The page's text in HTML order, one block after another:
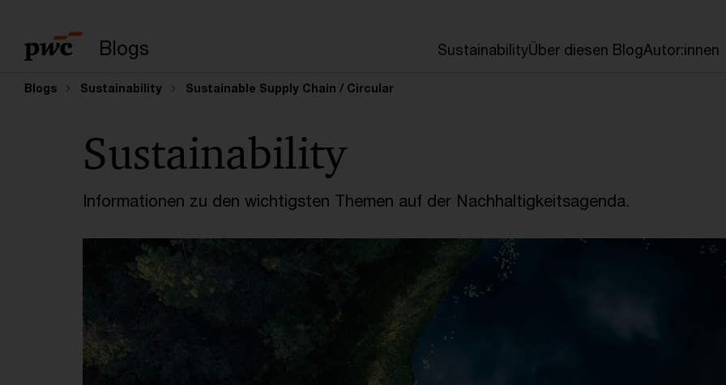
Blogs SustainabilityÜber diesen BlogAutor:innen
Blogs Sustainability Sustainable Supply Chain / Circular
Sustainability
Informationen zu den wichtigsten Themen auf der Nachhaltigkeitsagenda.